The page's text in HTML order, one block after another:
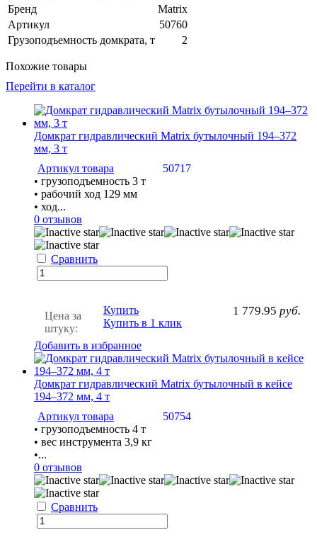
Бренд
Matrix
Артикул
50760
Грузоподъемность домкрата, т
2
Похожие товары
Перейти в каталог
Домкрат гидравлический Matrix бутылочный 194–372
мм, 3 т
Артикул товара
50717
• грузоподъемность 3 т
• рабочий ход 129 мм
• ход...
0 отзывов
Сравнить
Цена за
штуку:
1 779.95 руб.
Купить
Купить в 1 клик
Добавить в избранное
Домкрат гидравлический Matrix бутылочный в кейсе
194–372 мм, 4 т
Артикул товара
50754
• грузоподъемность 4 т
• вес инструмента 3,9 кг
•...
0 отзывов
Сравнить